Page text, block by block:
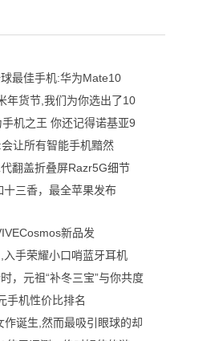
最佳手机:华为Mate10
年货节,我们为你选出了10
机之王 你还记得诺基亚9
让所有智能手机黯然
翻盖折叠屏Razr5G细节
十三香，最全苹果发布
新品发
入手荣耀小口哨蓝牙耳机
，元祖“补冬三宝”与你共度
机性价比排名
作诞生,然而最吸引眼球的却